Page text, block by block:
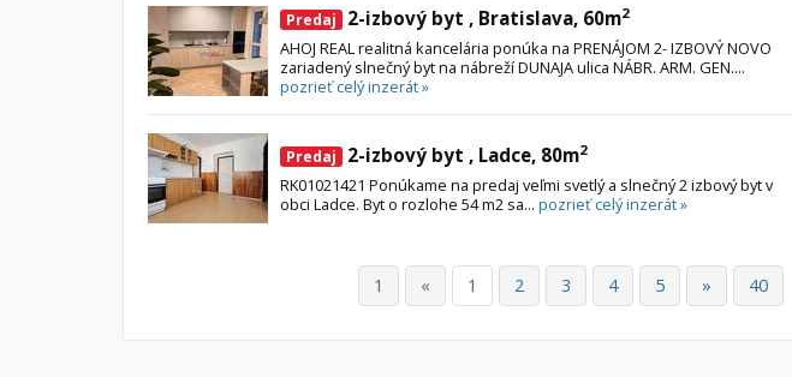
Predaj 2-izbový byt , Bratislava, 60m2
AHOJ REAL realitná kancelária ponúka na PRENÁJOM 2- IZBOVÝ NOVO
zariadený slnečný byt na nábreží DUNAJA ulica NÁBR. ARM. GEN....
pozrieť celý inzerát »
Predaj 2-izbový byt , Ladce, 80m2
RK01021421 Ponúkame na predaj veľmi svetlý a slnečný 2 izbový byt v
obci Ladce. Byt o rozlohe 54 m2 sa... pozrieť celý inzerát »
1 « 1 2 3 4 5 » 40